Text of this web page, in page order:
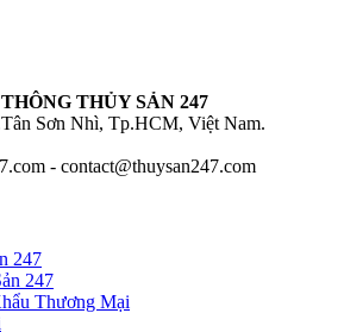
THỦY SẢN 247
Sơn Nhì, Tp.HCM, Việt Nam.
- contact@thuysan247.com
247
247
Thương Mại